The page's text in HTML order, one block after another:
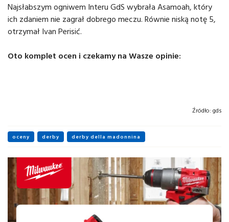
Najsłabszym ogniwem Interu GdS wybrała Asamoah, który
ich zdaniem nie zagrał dobrego meczu. Równie niską notę 5,
otrzymał Ivan Perisić.
Oto komplet ocen i czekamy na Wasze opinie:
Źródło: gds
oceny derby derby della madonnina